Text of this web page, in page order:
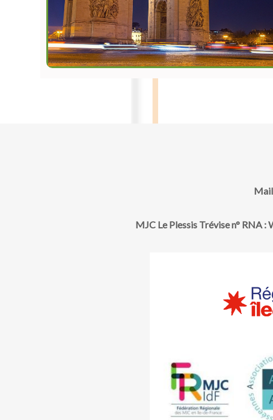
MJC Le Plessis Trévise n° RNA